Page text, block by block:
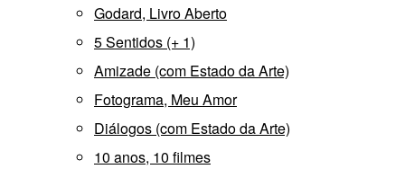
Godard, Livro Aberto
5 Sentidos (+ 1)
Amizade (com Estado da Arte)
Fotograma, Meu Amor
Diálogos (com Estado da Arte)
10 anos, 10 filmes